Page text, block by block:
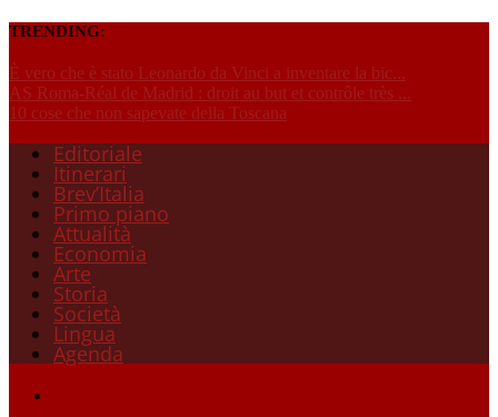
TRENDING:
È vero che è stato Leonardo da Vinci a inventare la bic...
AS Roma-Réal de Madrid : droit au but et contrôle très ...
10 cose che non sapevate della Toscana
Editoriale
Itinerari
Brev’Italia
Primo piano
Attualità
Economia
Arte
Storia
Società
Lingua
Agenda